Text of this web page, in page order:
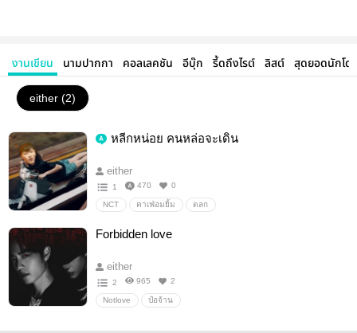
งานเขียน นามปากกา คอลเลคชัน อีบุ๊ก รี้ดถึงไรต์ ลิสต์ สุดยอดนักโด
either (2)
หลีกหน่อย คนหล่อจะเดิน
either
1 470 0
NCT คาเฟ่อมยิ้ม ตลก
Forbidden love
either
2 965 2
Notlove ป๋อจ้าน